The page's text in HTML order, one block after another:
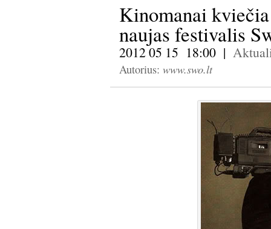
Kinomanai
naujas festivalis
2012 05 15 18:00 |
Autorius: www.swo.lt